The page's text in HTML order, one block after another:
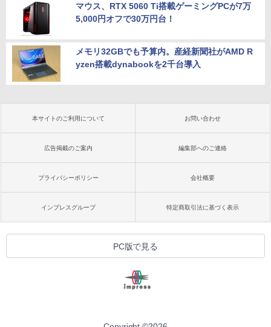
マウス、RTX 5060 Ti搭載ゲーミングPCが7万
5,000円オフで30万円台！
メモリ32GBでも予算内。産経新聞社がAMD R
yzen搭載dynabookを2千台導入
本サイトのご利用について お問い合わせ
広告掲載のご案内 編集部へのご連絡
プライバシーポリシー 会社概要
インプレスグループ 特定商取引法に基づく表示
PC版で見る